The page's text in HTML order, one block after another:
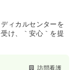
ィカルセンターを
け、｀安心｀を提
訪問看護